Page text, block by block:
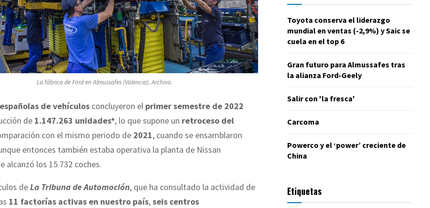
La fábrica de Ford en Almussafes (Valencia). Archivo.
de vehículos concluyeron el primer semestre de 2022
de 1.147.263 unidades*, lo que supone un retroceso del
con el mismo periodo de 2021, cuando se ensamblaron
entonces también estaba operativa la planta de Nissan
alcanzó los 15.732 coches.
deLa Tribuna de Automoción, que ha consultado la actividad de
11 factorías activas en nuestro país,seis centros
Toyota conserva el liderazgo
mundial en ventas (-2,9%) y Saic se
cuela en el top 6
Gran futuro para Almussafes tras
la alianza Ford-Geely
Salir con 'la fresca'
Carcoma
Powerco y el ‘power’ creciente de
China
Etiquetas